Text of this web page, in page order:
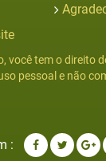
você tem o direito
pessoal e não
: